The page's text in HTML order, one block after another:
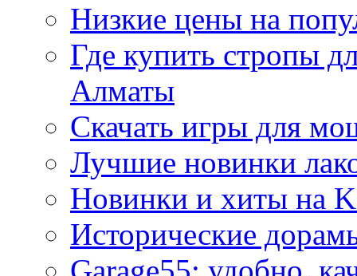
Низкие цены на
Где купить стропы
Алматы
Скачать игры для
Лучшие новинки
Новинки и хиты на
Исторические